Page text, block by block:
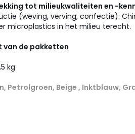
tot milieukwaliteiten en -
(weving, verving, confectie):
microplastics in het milieu terecht.
van de pakketten
kg
Petrolgroen, Beige , Inktblauw,